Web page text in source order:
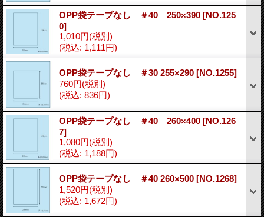
OPP袋テープなし ＃40 250×390 [NO.125
0]
1,010円(税別)
(税込: 1,111円)
OPP袋テープなし ＃30 255×290 [NO.1255]
760円(税別)
(税込: 836円)
OPP袋テープなし ＃40 260×400 [NO.126
7]
1,080円(税別)
(税込: 1,188円)
OPP袋テープなし ＃40 260×500 [NO.1268]
1,520円(税別)
(税込: 1,672円)